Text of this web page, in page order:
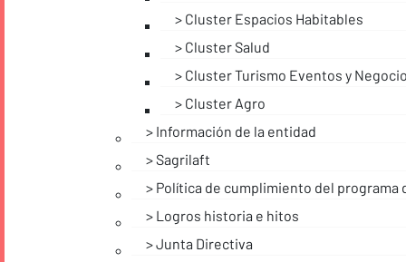
Cluster Espacios Habitables
Cluster Salud
Cluster Turismo Eventos y
Cluster Agro
Información de la entidad
Sagrilaft
Política de cumplimiento del programa
Logros historia e hitos
Junta Directiva